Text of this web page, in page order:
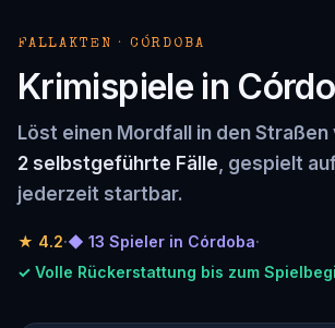
FALLAKTEN · CÓRDOBA
Krimispiele in
Löst einen Mordfall in den Straßen
2 selbstgeführte Fälle, gespielt
jederzeit startbar.
★ 4.2·◆ 13 Spieler in Córdoba·
✓ Volle Rückerstattung bis zum